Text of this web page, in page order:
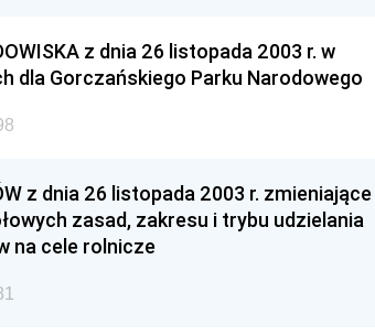
z dnia 26 listopada 2003 r. w
dla Gorczańskiego Parku Narodowego
z dnia 26 listopada 2003 r. zmieniające
zasad, zakresu i trybu udzielania
na cele rolnicze